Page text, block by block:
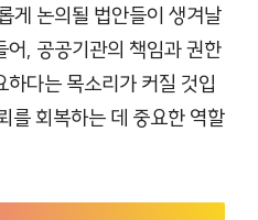
게 논의될 법안들이 생겨날
어, 공공기관의 책임과 권한
다는 목소리가 커질 것입
를 회복하는 데 중요한 역할